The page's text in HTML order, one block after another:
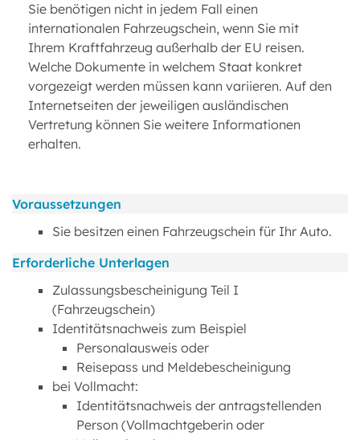
Sie benötigen nicht in jedem Fall einen
internationalen Fahrzeugschein, wenn Sie mit
Ihrem Kraftfahrzeug außerhalb der EU reisen.
Welche Dokumente in welchem Staat konkret
vorgezeigt werden müssen kann variieren. Auf den
Internetseiten der jeweiligen ausländischen
Vertretung können Sie weitere Informationen
erhalten.
Voraussetzungen
Sie besitzen einen Fahrzeugschein für Ihr Auto.
Erforderliche Unterlagen
Zulassungsbescheinigung Teil I
(Fahrzeugschein)
Identitätsnachweis zum Beispiel
Personalausweis oder
Reisepass und Meldebescheinigung
bei Vollmacht:
Identitätsnachweis der antragstellenden
Person (Vollmachtgeberin oder